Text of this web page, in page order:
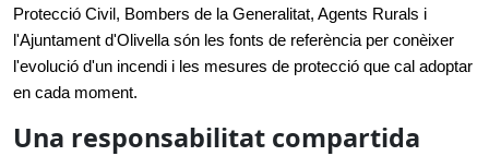
Protecció Civil, Bombers de la Generalitat, Agents Rurals i
l'Ajuntament d'Olivella són les fonts de referència per conèixer
l'evolució d'un incendi i les mesures de protecció que cal adoptar
en cada moment.
Una responsabilitat compartida